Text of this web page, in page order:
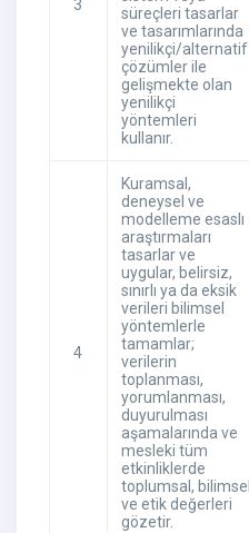
3
süreçleri tasarlar
ve tasarımlarında
yenilikçi/alternatif
çözümler ile
gelişmekte olan
yenilikçi
yöntemleri
kullanır.
4
Kuramsal,
deneysel ve
modelleme esaslı
araştırmaları
tasarlar ve
uygular, belirsiz,
sınırlı ya da eksik
verileri bilimsel
yöntemlerle
tamamlar;
verilerin
toplanması,
yorumlanması,
duyurulması
aşamalarında ve
mesleki tüm
etkinliklerde
toplumsal, bilimsel
ve etik değerleri
gözetir.